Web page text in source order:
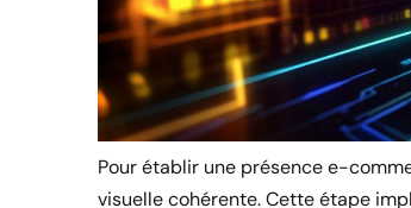
Pour établir une présence e-
visuelle cohérente. Cette étape